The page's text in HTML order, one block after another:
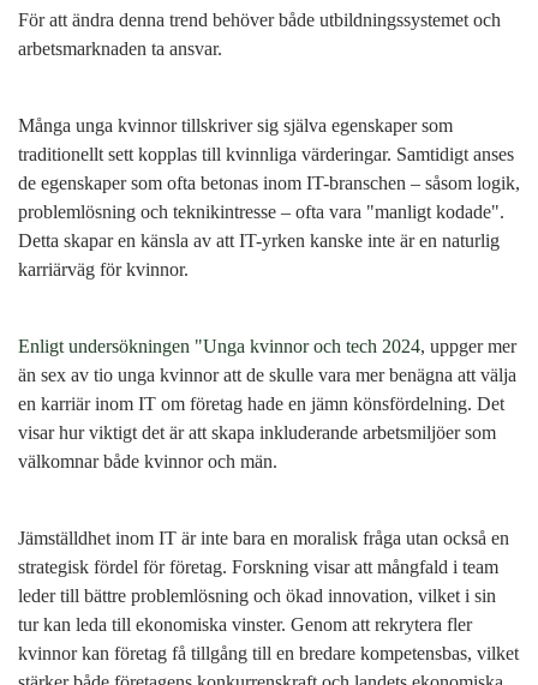
För att ändra denna trend behöver både utbildningssystemet och
arbetsmarknaden ta ansvar.
Många unga kvinnor tillskriver sig själva egenskaper som
traditionellt sett kopplas till kvinnliga värderingar. Samtidigt anses
de egenskaper som ofta betonas inom IT-branschen – såsom logik,
problemlösning och teknikintresse – ofta vara "manligt kodade".
Detta skapar en känsla av att IT-yrken kanske inte är en naturlig
karriärväg för kvinnor.
Enligt undersökningen "Unga kvinnor och tech 2024, uppger mer
än sex av tio unga kvinnor att de skulle vara mer benägna att välja
en karriär inom IT om företag hade en jämn könsfördelning. Det
visar hur viktigt det är att skapa inkluderande arbetsmiljöer som
välkomnar både kvinnor och män.
Jämställdhet inom IT är inte bara en moralisk fråga utan också en
strategisk fördel för företag. Forskning visar att mångfald i team
leder till bättre problemlösning och ökad innovation, vilket i sin
tur kan leda till ekonomiska vinster. Genom att rekrytera fler
kvinnor kan företag få tillgång till en bredare kompetensbas, vilket